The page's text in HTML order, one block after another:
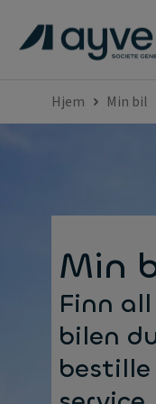
Hjem Min bil
Min
Finn
bilen